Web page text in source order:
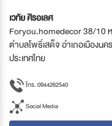
เวทัย ศิรอเลศ
Foryou.homedecor 38/10
ตำบลโพธิ์เสด็จ อำเภอเมืองน
ประเทศไทย
โทร. 0944262540
Social Media